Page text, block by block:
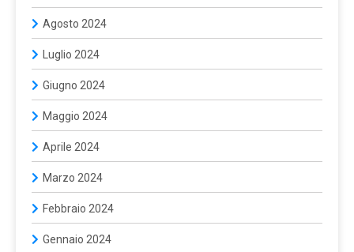
Agosto 2024
Luglio 2024
Giugno 2024
Maggio 2024
Aprile 2024
Marzo 2024
Febbraio 2024
Gennaio 2024